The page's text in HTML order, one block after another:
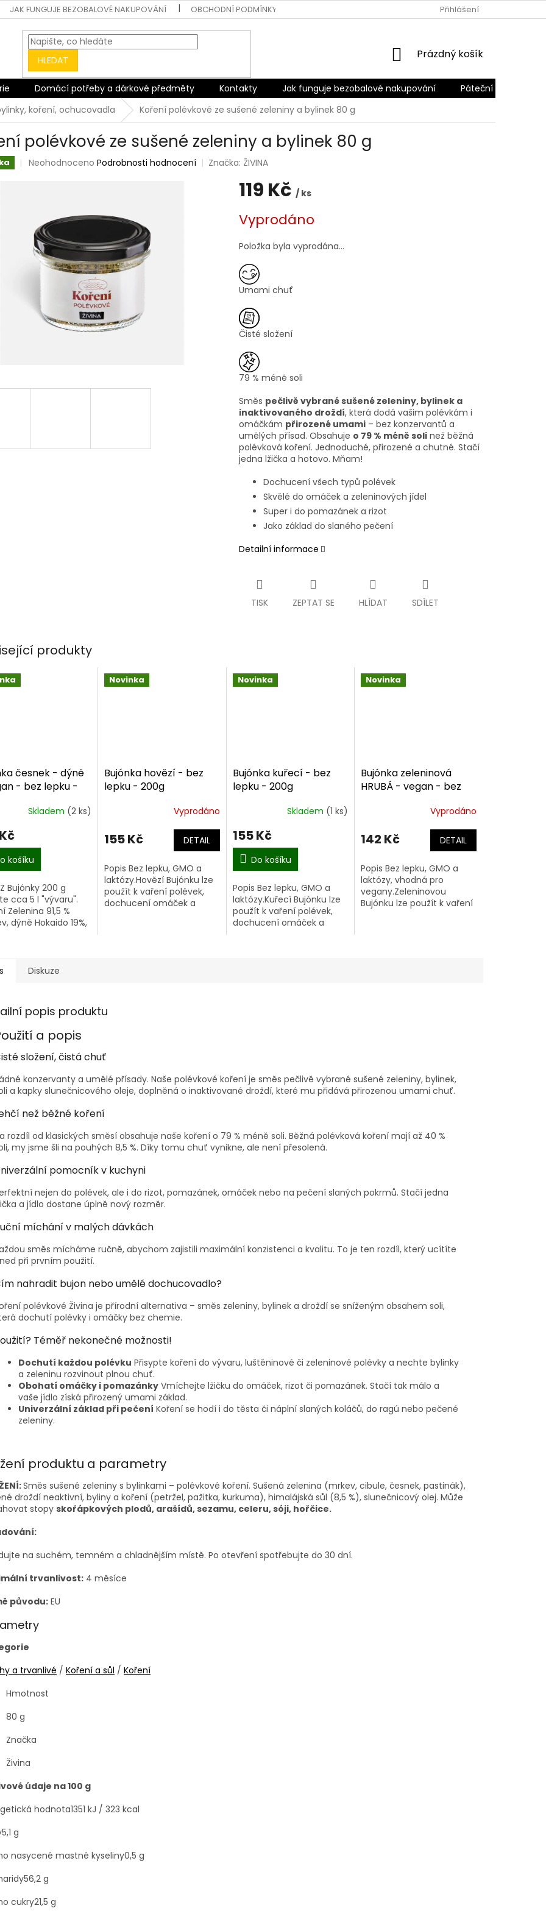
JAK FUNGUJE BEZOBALOVÉ NAKUPOVÁNÍ OBCHODNÍ PODMÍNKY PODMÍNKY OCHRANY OSOBNÍCH ÚDAJŮPřihlášení
HLEDAT
NÁKUPNÍ
Prázdný košík
Domácí potřeby a dárkové předměty Kontakty Jak funguje bezobalové nakupování
Páteční rozvoz
koření, ochucovadla Koření polévkové ze sušené zeleniny a bylinek 80 g
polévkové ze sušené zeleniny a bylinek 80 g
Průměrné
hvězdiček.
Neohodnoceno Podrobnosti hodnocení Značka: ŽIVINA
119 Kč / ks
cena:
Vyprodáno
Položka byla vyprodána…
Umami chuť
Čisté složení
79 % méně soli
Směs pečlivě vybrané sušené zeleniny, bylinek a
inaktivovaného droždí, která dodá vašim polévkám i
omáčkám přirozené umami– bez konzervantů a
umělých přísad. Obsahuje o 79 % méně solinež běžná
polévková koření. Jednoduché, přirozené a chutné. Stačí
jedna lžička a hotovo. Mňam!
Dochucení všech typů polévek
Skvělé do omáček a zeleninových jídel
Super i do pomazánek a rizot
Jako základ do slaného pečení
Detailní informace
TISK ZEPTAT SE HLÍDAT SDÍLET
produkty
česnek - dýně
- bez lepku -
Skladem (2 ks)
košíku
Bujónky 200 g
cca 5 l "vývaru".
Zelenina 91,5 %
dýně Hokaido 19%,
Novinka
Bujónka hovězí - bez
lepku - 200g
produktu
je
z
5
hvězdiček.
Vyprodáno
155 Kč DETAIL
Popis Bez lepku, GMO a
laktózy.Hovězí Bujónku lze
použít k vaření polévek,
dochucení omáček a
Novinka
Bujónka kuřecí - bez
lepku - 200g
Skladem (1 ks)
155 Kč
Do košíku
Popis Bez lepku, GMO a
laktózy.Kuřecí Bujónku lze
použít k vaření polévek,
dochucení omáček a
Novinka
Bujónka zeleninová
HRUBÁ - vegan - bez
produktu
je
z
5
hvězdiček.
Vyprodáno
142 Kč DETAIL
Popis Bez lepku, GMO a
laktózy, vhodná pro
vegany.Zeleninovou
Bujónku lze použít k vaření
Diskuze
popis produktu
a popis
složení, čistá chuť
konzervanty a umělé přísady. Naše polévkové koření je směs pečlivě vybrané sušené zeleniny, bylinek,
a kapky slunečnicového oleje, doplněná o inaktivované droždí, které mu přidává přirozenou umami chuť.
než běžné koření
rozdíl od klasických směsí obsahuje naše koření o 79 % méně soli. Běžná polévková koření mají až 40 %
my jsme šli na pouhých 8,5 %. Díky tomu chuť vynikne, ale není přesolená.
pomocník v kuchyni
nejen do polévek, ale i do rizot, pomazánek, omáček nebo na pečení slaných pokrmů. Stačí jedna
a jídlo dostane úplně nový rozměr.
míchání v malých dávkách
směs mícháme ručně, abychom zajistili maximální konzistenci a kvalitu. To je ten rozdíl, který ucítíte
při prvním použití.
nahradit bujon nebo umělé dochucovadlo?
polévkové Živina je přírodní alternativa – směs zeleniny, bylinek a droždí se sníženým obsahem soli,
dochutí polévky i omáčky bez chemie.
Téměř nekonečné možnosti!
Dochutí každou polévku Přisypte koření do vývaru, luštěninové či zeleninové polévky a nechte bylinky
a zeleninu rozvinout plnou chuť.
Obohatí omáčky i pomazánky Vmíchejte lžičku do omáček, rizot či pomazánek. Stačí tak málo a
vaše jídlo získá přirozený umami základ.
Univerzální základ při pečení Koření se hodí i do těsta či náplní slaných koláčů, do ragú nebo pečené
zeleniny.
produktu a parametry
Směs sušené zeleniny s bylinkami – polévkové koření. Sušená zelenina (mrkev, cibule, česnek, pastinák),
droždí neaktivní, byliny a koření (petržel, pažitka, kurkuma), himalájská sůl (8,5 %), slunečnicový olej. Může
stopy skořápkových plodů, arašídů, sezamu, celeru, sóji, hořčice.
na suchém, temném a chladnějším místě. Po otevření spotřebujte do 30 dní.
trvanlivost: 4 měsíce
původu: EU
a trvanlivé / Koření a sůl / Koření
Hmotnost
80 g
Značka
Živina
údaje na 100 g
hodnota1351 kJ / 323 kcal
5,1 g
nasycené mastné kyseliny0,5 g
56,2 g
cukry21,5 g